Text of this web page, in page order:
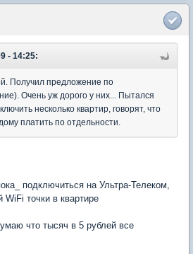
- 14:25:
Получил предложение по
Очень уж дорого у них... Пытался
несколько квартир, говорят, что
платить по отдельности.
подключиться на Ультра-Телеком,
точки в квартире
что тысяч в 5 рублей все